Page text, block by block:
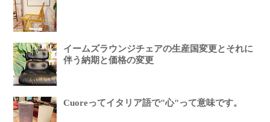
イームズラウンジチェアの生産国変更とそれに
伴う納期と価格の変更
Cuoreってイタリア語で"心"って意味です。